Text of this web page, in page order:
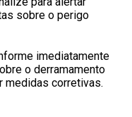
sobre o perigo
imediatamente
o derramamento
medidas corretivas.